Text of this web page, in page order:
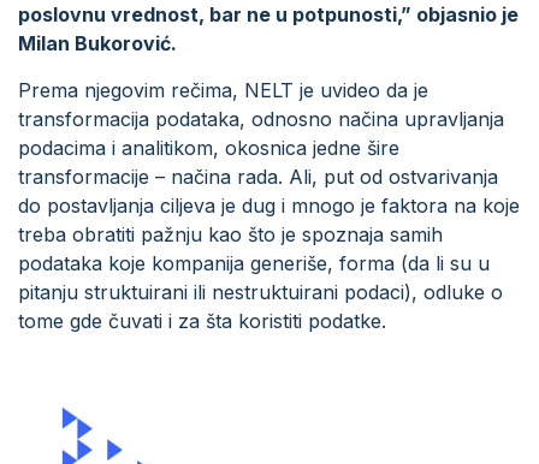
poslovnu vrednost, bar ne u potpunosti,” objasnio je
Milan Bukorović.
Prema njegovim rečima, NELT je uvideo da je
transformacija podataka, odnosno načina upravljanja
podacima i analitikom, okosnica jedne šire
transformacije – načina rada. Ali, put od ostvarivanja
do postavljanja ciljeva je dug i mnogo je faktora na koje
treba obratiti pažnju kao što je spoznaja samih
podataka koje kompanija generiše, forma (da li su u
pitanju struktuirani ili nestruktuirani podaci), odluke o
tome gde čuvati i za šta koristiti podatke.